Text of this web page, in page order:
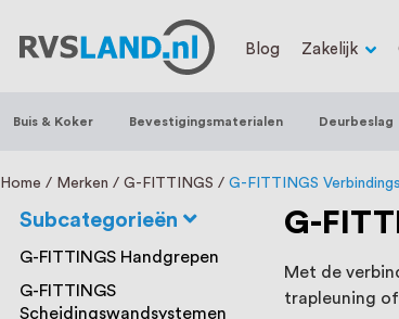
RVS Land is een écht
trapleuningen, deurbeslag,
een eigen werkplaats waar we
staat persoonlijke service bij ons
Blog Zakelijk
Buis & Koker Bevestigingsmaterialen Deurbeslag
Home Merken G-FITTINGS G-FITTINGS
G-
Met de
trapleuning
Subcategorieën
G-FITTINGS Handgrepen
G-FITTINGS
Scheidingswandsystemen